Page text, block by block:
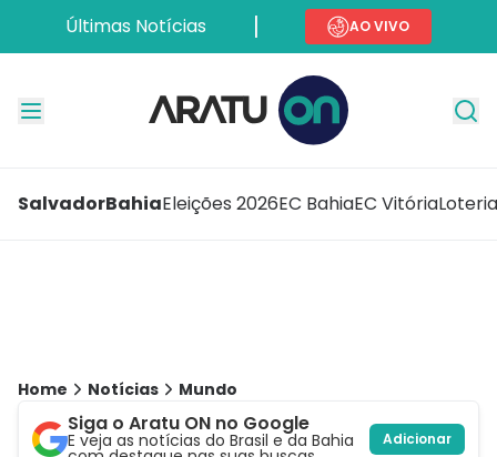
Últimas Notícias AO VIVO
SalvadorBahiaEleições 2026EC BahiaEC Vitória
Home Notícias Mundo
Siga o Aratu ON no Google
E veja as notícias do Brasil e da Bahia Adicionar